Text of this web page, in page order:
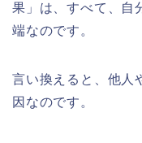
果」は、すべて、自
端なのです。
言い換えると、他人
因なのです。